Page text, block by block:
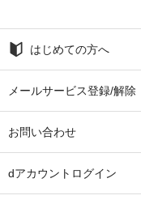
はじめての方へ
メールサービス登録/解除
お問い合わせ
dアカウントログイン